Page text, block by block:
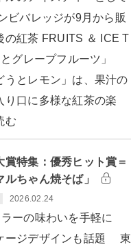
バレッジが9月から販
の紅茶 FRUITS ＆ ICE T
グレープフルーツ」
うとレモン」は、果汁の
り口に多様な紅茶の楽
む
賞特集：優秀ヒット賞＝
ルちゃん焼そば」
2026.02.24
ーの味わいを手軽に
ージデザインも話題 東